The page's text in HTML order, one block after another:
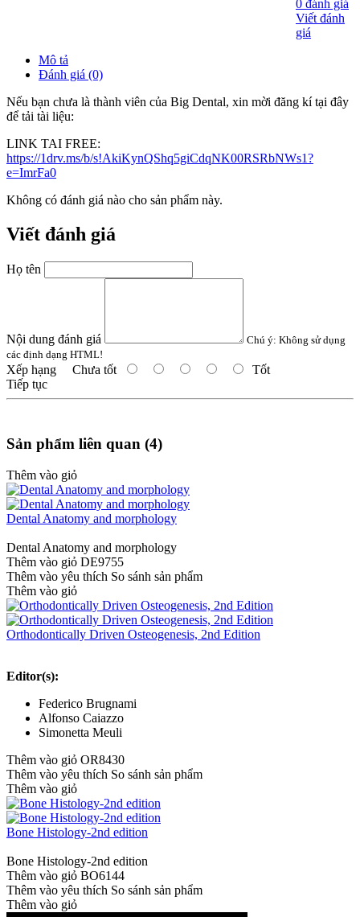
0 đánh giá
Viết đánh
giá
Mô tả
Đánh giá (0)
Nếu bạn chưa là thành viên của Big Dental, xin mời đăng kí tại đây
để tải tài liệu:
LINK TAI FREE:
https://1drv.ms/b/s!AkiKynQShq5giCdqNK00RSRbNWs1?
e=ImrFa0
Không có đánh giá nào cho sản phẩm này.
Viết đánh giá
Họ tên
Nội dung đánh giá Chú ý: Không sử dụng
các định dạng HTML!
Xếp hạng Chưa tốt
Tốt
Tiếp tục
Sản phẩm liên quan (4)
Thêm vào giỏ
Dental Anatomy and morphology
Dental Anatomy and morphology
Thêm vào giỏ DE9755
Thêm vào yêu thích So sánh sản phẩm
Thêm vào giỏ
Orthodontically Driven Osteogenesis, 2nd Edition
Editor(s):
Federico Brugnami
Alfonso Caiazzo
Simonetta Meuli
Thêm vào giỏ OR8430
Thêm vào yêu thích So sánh sản phẩm
Thêm vào giỏ
Bone Histology-2nd edition
Bone Histology-2nd edition
Thêm vào giỏ BO6144
Thêm vào yêu thích So sánh sản phẩm
Thêm vào giỏ